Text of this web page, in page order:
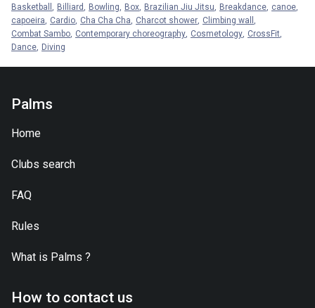
Basketball
Billiard Bowling Box Brazilian Jiu Jitsu Breakdance canoe
capoeira
Cardio Cha Cha Cha Charcot shower Climbing wall
Combat Sambo Contemporary choreography Cosmetology CrossFit
Dance
Diving
Palms
Home
Clubs search
FAQ
Rules
What is Palms ?
How to contact us